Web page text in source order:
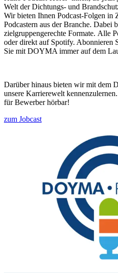
Welt der Dichtungs- und
Wir bieten Ihnen Podcast-Folgen in
Podcastern aus der Branche. Dabei
zielgruppengerechte Formate. Alle
oder direkt auf Spotify. Abonnieren
Sie mit DOYMA immer auf dem
Darüber hinaus bieten wir mit dem
unsere Karrierewelt
für Bewerber hörbar!
zum Jobcast